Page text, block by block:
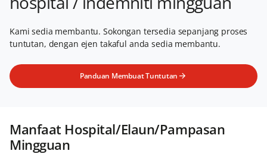
Kami sedia membantu. Sokongan tersedia sepanjang proses
tuntutan, dengan ejen takaful anda sedia membantu.
Panduan Membuat Tuntutan
Manfaat Hospital/Elaun/Pampasan
Mingguan